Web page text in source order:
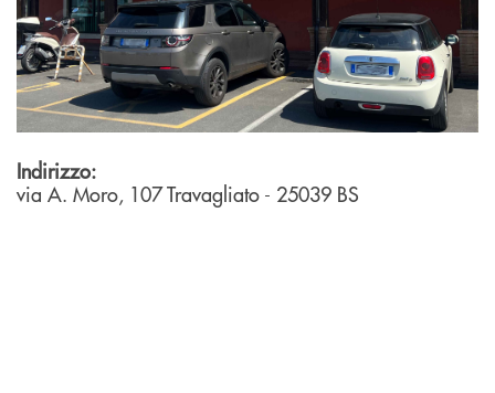
Indirizzo:
via A. Moro, 107Travagliato - 25039 BS